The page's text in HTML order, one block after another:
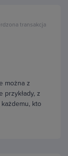
transakcja
można z
przykłady, z
kto